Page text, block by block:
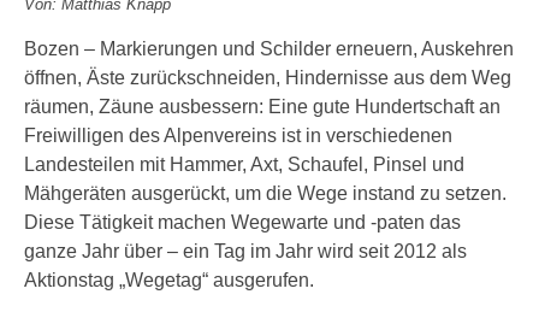
Von: Matthias Knapp
Bozen – Markierungen und Schilder erneuern, Auskehren
öffnen, Äste zurückschneiden, Hindernisse aus dem Weg
räumen, Zäune ausbessern: Eine gute Hundertschaft an
Freiwilligen des Alpenvereins ist in verschiedenen
Landesteilen mit Hammer, Axt, Schaufel, Pinsel und
Mähgeräten ausgerückt, um die Wege instand zu setzen.
Diese Tätigkeit machen Wegewarte und -paten das
ganze Jahr über – ein Tag im Jahr wird seit 2012 als
Aktionstag „Wegetag“ ausgerufen.